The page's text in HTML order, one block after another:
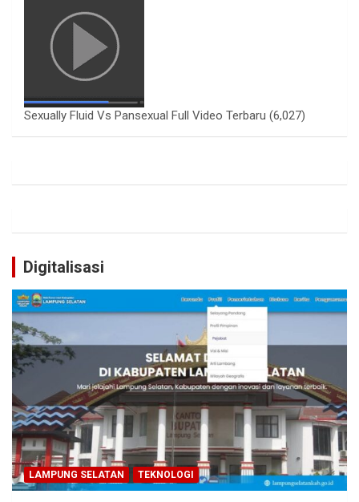
Sexually Fluid Vs Pansexual Full Video Terbaru (6,027)
Digitalisasi
LAMPUNG SELATAN TEKNOLOGI